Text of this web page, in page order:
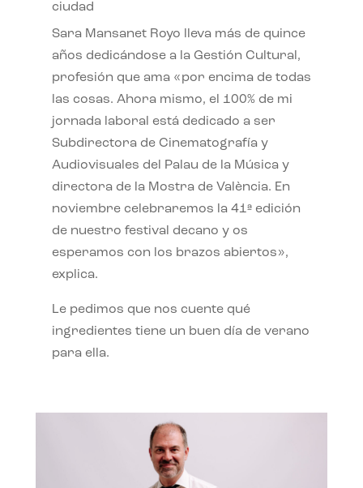
ciudad
Sara Mansanet Royo lleva más de quince
años dedicándose a la Gestión Cultural,
profesión que ama «por encima de todas
las cosas. Ahora mismo, el 100% de mi
jornada laboral está dedicado a ser
Subdirectora de Cinematografía y
Audiovisuales del Palau de la Música y
directora de la Mostra de València. En
noviembre celebraremos la 41ª edición
de nuestro festival decano y os
esperamos con los brazos abiertos»,
explica.
Le pedimos que nos cuente qué
ingredientes tiene un buen día de verano
para ella.